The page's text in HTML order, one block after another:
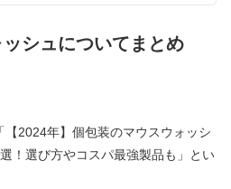
シュについてまとめ
2024年】個包装のマウスウォッシ
！選び方やコスパ最強製品も」とい